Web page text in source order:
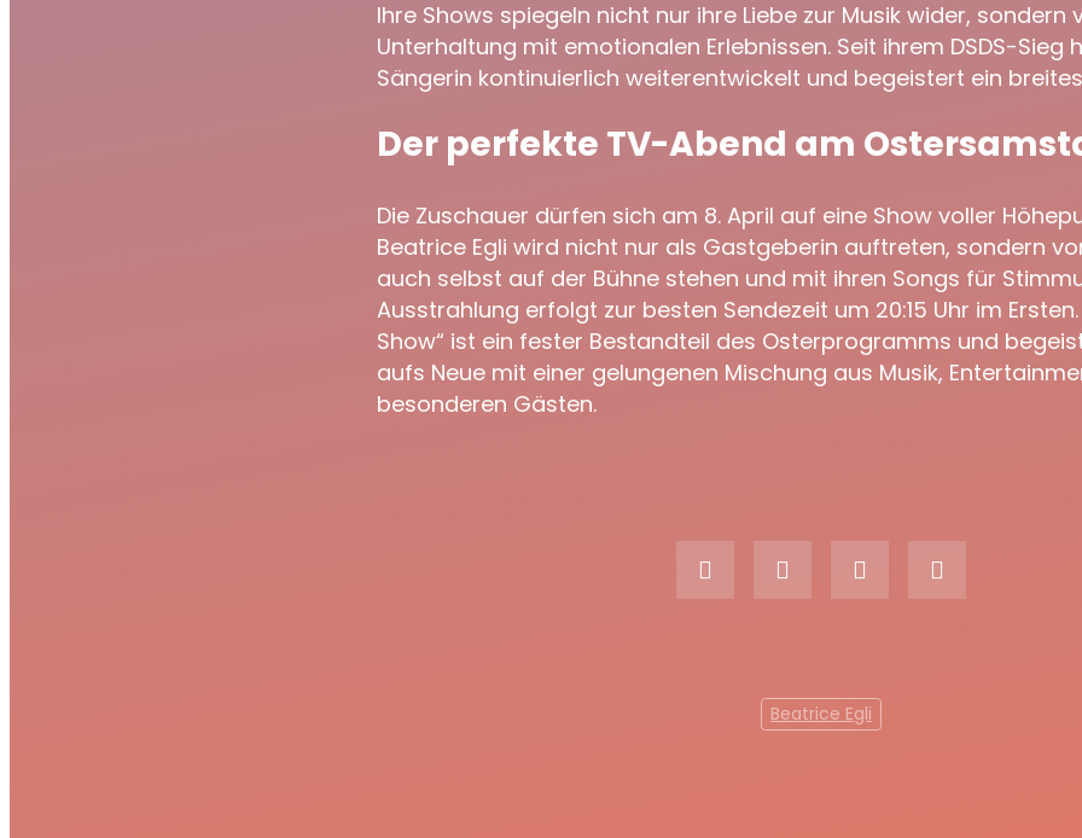
Ihre Shows spiegeln nicht nur ihre Liebe zur Musik wider, sondern
Unterhaltung mit emotionalen Erlebnissen. Seit ihrem DSDS-Sieg
Sängerin kontinuierlich weiterentwickelt und begeistert ein
Der perfekte TV-Abend am
Die Zuschauer dürfen sich am 8. April auf eine Show voller
Beatrice Egli wird nicht nur als Gastgeberin auftreten, sondern
auch selbst auf der Bühne stehen und mit ihren Songs für
Ausstrahlung erfolgt zur besten Sendezeit um 20:15 Uhr im Ersten.
Show“ ist ein fester Bestandteil des Osterprogramms und
aufs Neue mit einer gelungenen Mischung aus Musik,
besonderen Gästen.
Beatrice Egli